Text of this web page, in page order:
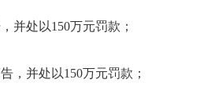
并处以150万元罚款 ；
，并处以150万元罚款；